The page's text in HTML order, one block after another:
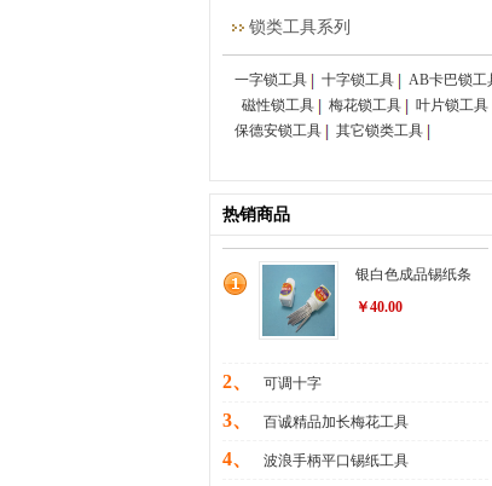
锁类工具系列
一字锁工具 十字锁工具
AB卡巴锁工
磁性锁工具
梅花锁工具
叶片锁工具
保德安锁工具
其它锁类工具
热销商品
银白色成品锡纸条
￥40.00
2、 可调十字
3、 百诚精品加长梅花工具
4、 波浪手柄平口锡纸工具